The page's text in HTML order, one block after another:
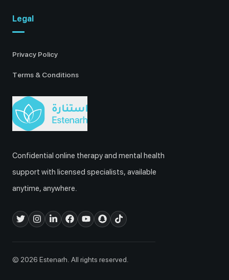
Confidential online therapy and mental health
support with licensed specialists, available
anytime, anywhere.
© 2026 Estenarh. All rights reserved.
Legal
Privacy Policy
Terms & Conditions